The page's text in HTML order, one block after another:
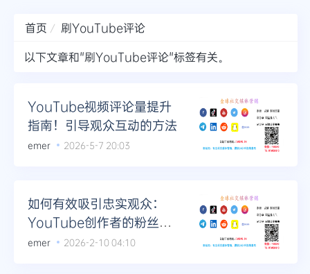
首页
刷YouTube评论
以下文章和"刷YouTube评论"标签有关。
YouTube视频评论量提升
指南！引导观众互动的方法
emer 2026-5-7 20:03
如何有效吸引忠实观众：
YouTube创作者的粉丝增
长策略
emer 2026-2-10 04:10